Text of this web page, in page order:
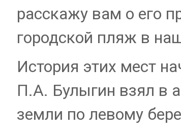
расскажу вам о его
городской пляж в
История этих мест
П.А. Булыгин взял в
земли по левому